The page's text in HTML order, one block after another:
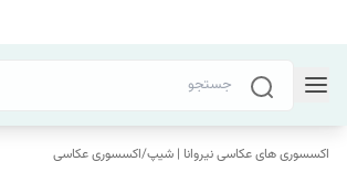
اکسسوری های عکاسی نیروانا | شیپ/اکسسوری عکاسی